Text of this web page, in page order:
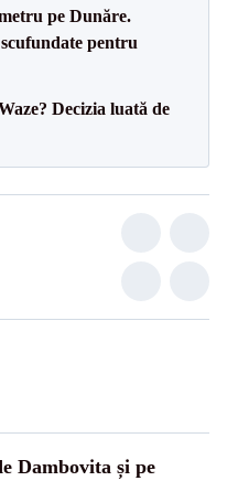
pe Dunăre.
pentru
Decizia luată de
Dambovita și pe